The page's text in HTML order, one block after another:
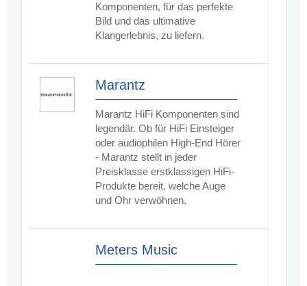
Komponenten, für das perfekte
Bild und das ultimative
Klangerlebnis, zu liefern.
Marantz
Marantz HiFi Komponenten sind
legendär. Ob für HiFi Einsteiger
oder audiophilen High-End Hörer
- Marantz stellt in jeder
Preisklasse erstklassigen HiFi-
Produkte bereit, welche Auge
und Ohr verwöhnen.
Meters Music